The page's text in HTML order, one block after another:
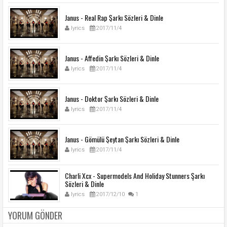
Janus - Real Rap Şarkı Sözleri & Dinle
lyrics 2017/11/4
Janus - Affedin Şarkı Sözleri & Dinle
lyrics 2017/11/4
Janus - Doktor Şarkı Sözleri & Dinle
lyrics 2017/11/4
Janus - Gömülü Şeytan Şarkı Sözleri & Dinle
lyrics 2017/11/4
Charli Xcx - Supermodels And Holiday Stunners Şarkı
Sözleri & Dinle
lyrics 2017/12/10 1
YORUM GÖNDER